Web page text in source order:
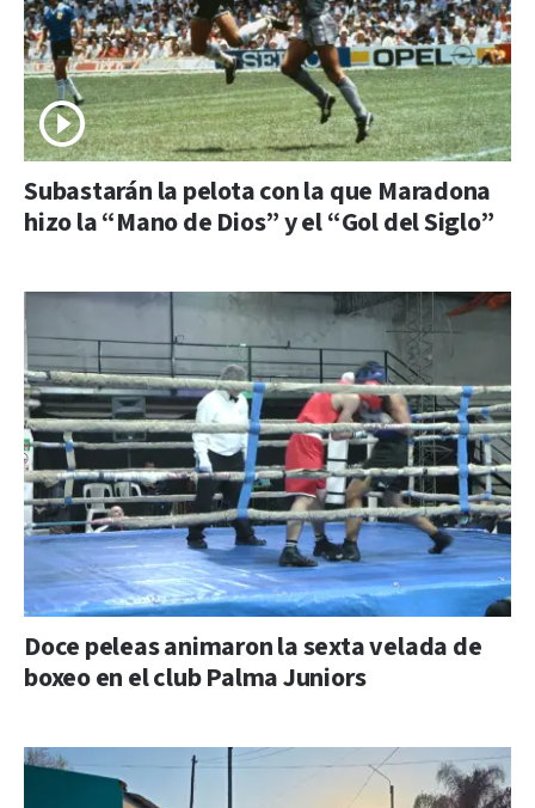
Subastarán la pelota con la que Maradona
hizo la “Mano de Dios” y el “Gol del Siglo”
Doce peleas animaron la sexta velada de
boxeo en el club Palma Juniors